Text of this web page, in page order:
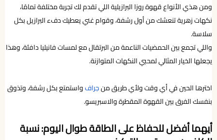
ومن هذي الأنواع قهوة روزا البرازيلية اللي تقدم لك تجربة مختلفة تمامًا،
نكهات زهرية تنعشك من أول رشفة، وقوام غني يعطيك دفء البرازيل بكل
سلاسة.
واللي تجمع بين الحمضيات الناعمة من البرتقال مع لمسات فانيليا دافئة، وهذا
يجعلها الخيار المثالي لمحبي النكهات المتوازنة.
اخترها الحين في أي وقت ولأي طريق منجرافواستمتع بكل رشفة، وتذوق
بنفسك الفرق بين القهوة المقطرة والاسبريسو.
أيهما أفضل للحفاظ على الطاقة طوال اليوم: نسبة